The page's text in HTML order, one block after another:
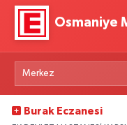
Osmaniye
Burak Eczanesi